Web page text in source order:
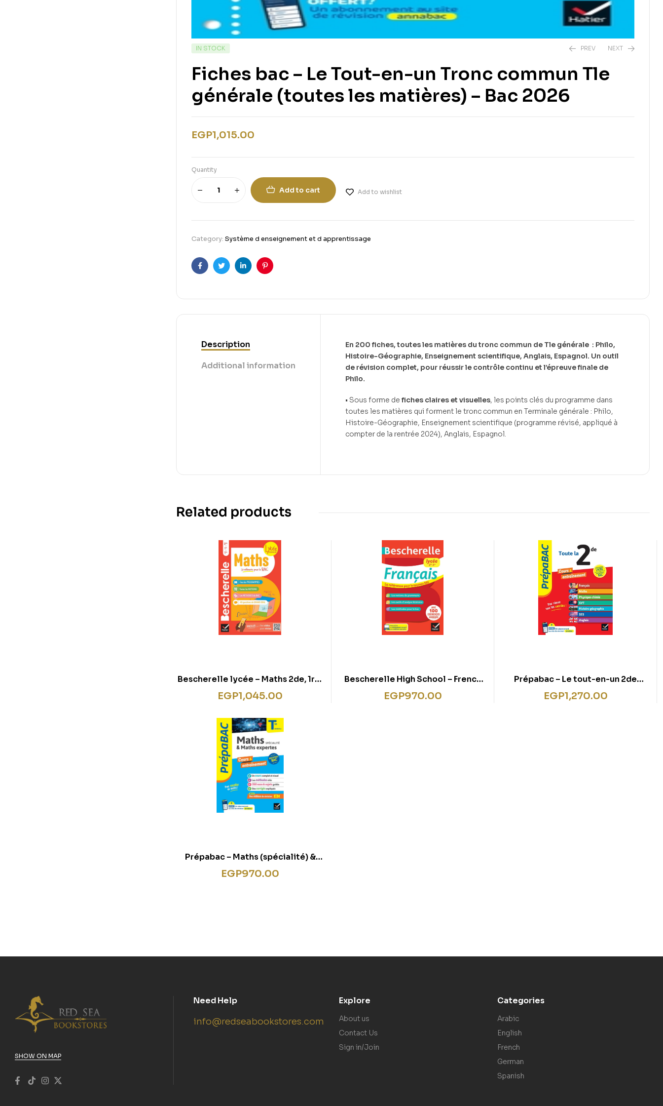
IN STOCK PREV
EGP
NEXT
EGP
Fiches bac – Le Tout-en-un Tronc commun Tle
générale (toutes les matières) – Bac 2026
EGP1,015.00
Quantity
Add to cart Add to wishlist
Category: Système d enseignement et d apprentissage
FacebookTwitterLinkedinPinterest
Description
Additional information
En 200 fiches, toutes les matières du tronc commun de Tle générale : Philo,
Histoire-Géographie, Enseignement scientifique, Anglais, Espagnol. Un outil
de révision complet, pour réussir le contrôle continu et l’épreuve finale de
Philo.
• Sous forme de fiches claires et visuelles, les points clés du programme dans
toutes les matières qui forment le tronc commun en Terminale générale : Philo,
Histoire-Géographie, Enseignement scientifique (programme révisé, appliqué à
compter de la rentrée 2024), Anglais, Espagnol.
Related products
Bescherelle lycée – Maths 2de, 1re,
Tle Nouveau bac: tous les
programmes de maths au lycée
EGP1,045.00
Bescherelle High School – French
10th & 11th Grade New
EGP970.00
Prépabac – Le tout-en-un 2de
(toutes les matières) – 2025-2026
EGP1,270.00
Prépabac – Maths (spécialité) &
Maths expertes (option) Tle
EGP970.00
SHOW ON MAP
Need Help
info@redseabookstores.com
Explore
About us
Contact Us
Sign in/Join
Categories
Arabic
English
French
German
Spanish